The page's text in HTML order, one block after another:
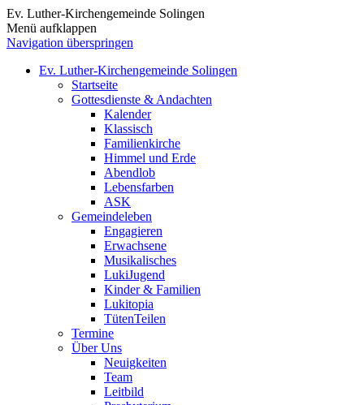
Ev. Luther-Kirchengemeinde Solingen
Menü aufklappen
Navigation überspringen
Ev. Luther-Kirchengemeinde Solingen
Startseite
Gottesdienste & Andachten
Kalender
Klassisch
Familienkirche
Himmel und Erde
Abendlob
Lebensfarben
ASK
Gemeindeleben
Engagieren
Erwachsene
Musikalisches
LukiJugend
Kinder & Familien
Lukitopia
TütenTeilen
Termine
Über Uns
Neuigkeiten
Team
Leitbild